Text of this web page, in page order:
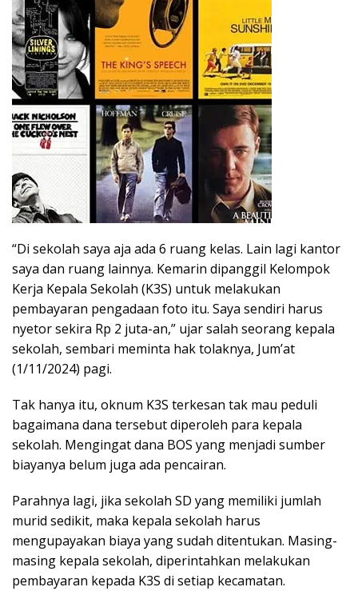
“Di sekolah saya aja ada 6 ruang kelas. Lain lagi kantor
saya dan ruang lainnya. Kemarin dipanggil Kelompok
Kerja Kepala Sekolah (K3S) untuk melakukan
pembayaran pengadaan foto itu. Saya sendiri harus
nyetor sekira Rp 2 juta-an,” ujar salah seorang kepala
sekolah, sembari meminta hak tolaknya, Jum’at
(1/11/2024) pagi.
Tak hanya itu, oknum K3S terkesan tak mau peduli
bagaimana dana tersebut diperoleh para kepala
sekolah. Mengingat dana BOS yang menjadi sumber
biayanya belum juga ada pencairan.
Parahnya lagi, jika sekolah SD yang memiliki jumlah
murid sedikit, maka kepala sekolah harus
mengupayakan biaya yang sudah ditentukan. Masing-
masing kepala sekolah, diperintahkan melakukan
pembayaran kepada K3S di setiap kecamatan.